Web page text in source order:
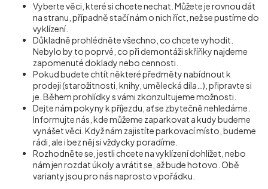
Vyberte věci, které si chcete nechat. Můžete je rovnou dát
na stranu, případně stačí nám o nich říct, než se pustíme do
vyklízení.
Důkladně prohlédněte všechno, co chcete vyhodit.
Nebylo by to poprvé, co při demontáži skříňky najdeme
zapomenuté doklady nebo cennosti.
Pokud budete chtít některé předměty nabídnout k
prodeji (starožitnosti, knihy, umělecká díla…), připravte si
je. Během prohlídky s vámi zkonzultujeme možnosti.
Dejte nám pokyny k příjezdu, ať se zbytečně nehledáme.
Informujte nás, kde můžeme zaparkovat a kudy budeme
vynášet věci. Když nám zajistíte parkovací místo, budeme
rádi, ale i bez něj si vždycky poradíme.
Rozhodněte se, jestli chcete na vyklízení dohlížet, nebo
nám jen rozdat úkoly a vrátit se, až bude hotovo. Obě
varianty jsou pro nás naprosto v pořádku.